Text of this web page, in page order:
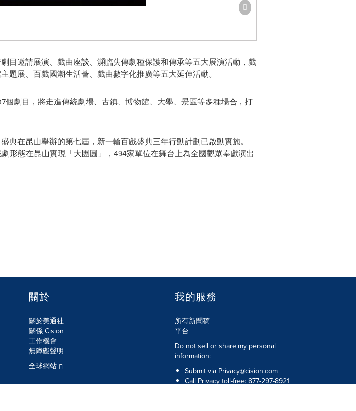
目邀請展演、戲曲座談、瀕臨失傳劇種保護和傳承等五大展演活動，戲
題展、百戲國潮生活薈、戲曲數字化推廣等五大延伸活動。
個劇目，將走進傳統劇場、古鎮、博物館、大學、景區等多種場合，打
在昆山舉辦的第七屆，新一輪百戲盛典三年行動計劃已啟動實施。
形態在昆山實現「大團圓」，494家單位在舞台上為全國觀眾奉獻演出
關於
關於美通社
關係 Cision
工作機會
無障礙聲明
全球網站
我的服務
所有新聞稿
平台
Do not sell or share my personal
information:
Submit via Privacy@cision.com
Call Privacy toll-free: 877-297-8921